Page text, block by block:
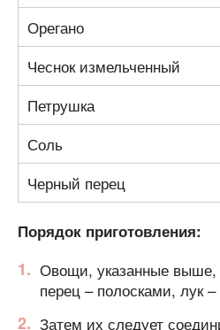
Орегано
Чеснок измельченный
Петрушка
Соль
Черный перец
Порядок приготовления:
Овощи, указанные
перец – полосками, лук
Затем их следует